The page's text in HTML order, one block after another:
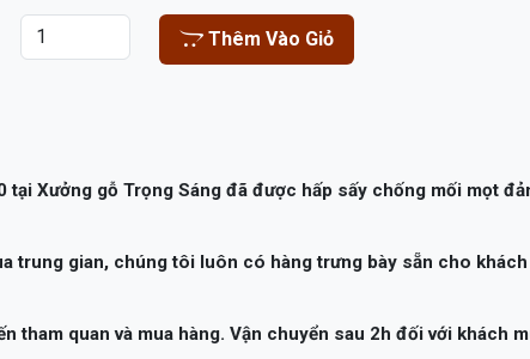
Thêm Vào Giỏ
tại Xưởng gỗ Trọng Sáng đã được hấp sấy chống mối mọt
trung gian, chúng tôi luôn có hàng trưng bày sẵn cho khách
tham quan và mua hàng. Vận chuyển sau 2h đối với khách